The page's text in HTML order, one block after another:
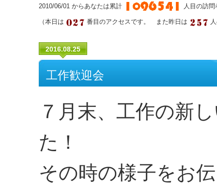
2010/06/01 からあなたは累計 人目の訪
（本日は 番目のアクセスです。 また昨日は
2016.08.25
工作歓迎会
７月末、工作の新
た！
その時の様子をお